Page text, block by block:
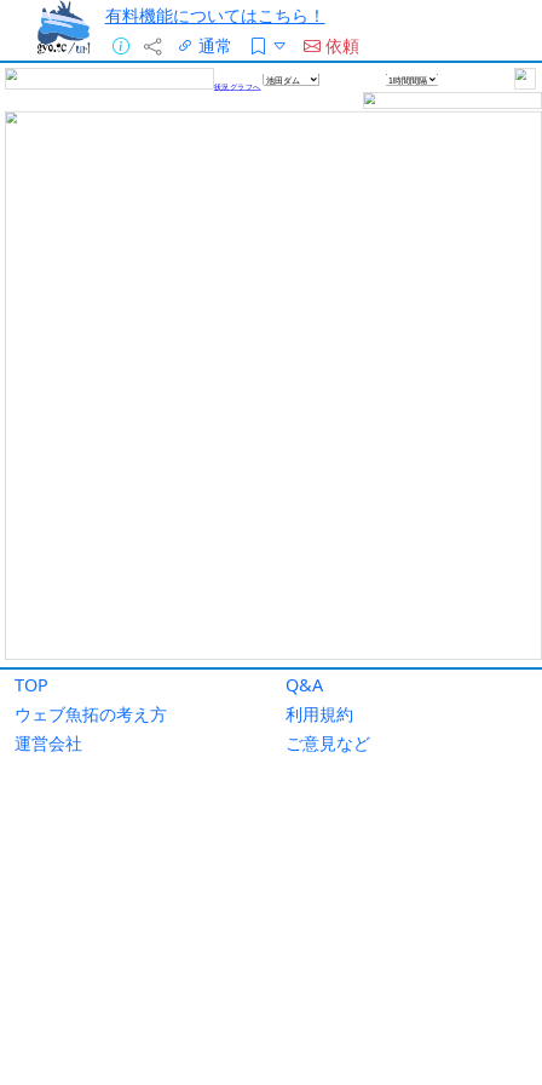
有料機能についてはこちら！
通常
依頼
TOP
Q&A
ウェブ魚拓の考え方
利用規約
運営会社
ご意見など